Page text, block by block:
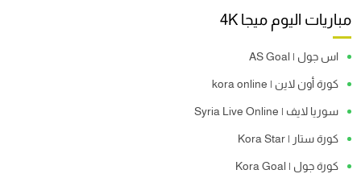
مباريات اليوم ميجا 4K
اس جول | AS Goal
كورة أون لاين | kora online
سوريا لايف | Syria Live Online
كورة ستار | Kora Star
كورة جول | Kora Goal